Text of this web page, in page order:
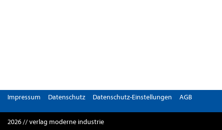
Impressum Datenschutz Datenschutz-Einstellungen AGB
2026 // verlag moderne industrie